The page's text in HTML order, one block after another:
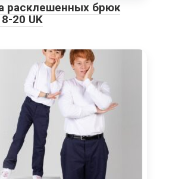
расклешенных брюк
20 UK